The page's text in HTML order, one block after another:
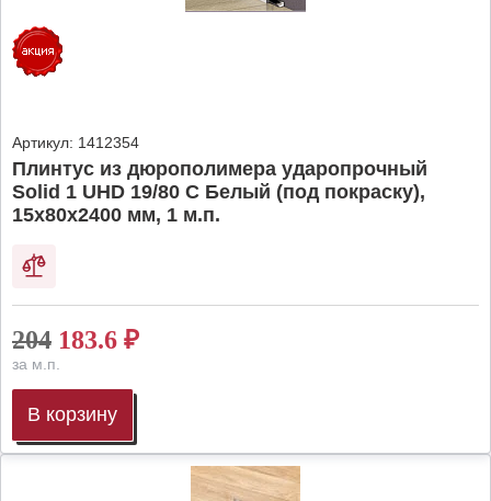
Артикул: 1412354
Плинтус из дюрополимера ударопрочный
Solid 1 UHD 19/80 C Белый (под покраску),
15х80х2400 мм, 1 м.п.
204 183.6 ₽
за м.п.
В корзину